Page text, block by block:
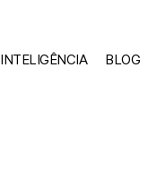
INTELIGÊNCIA BLOG